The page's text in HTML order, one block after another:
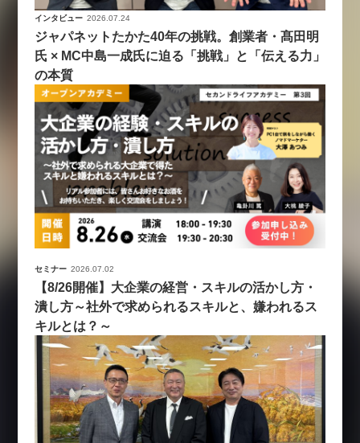
インタビュー 2026.07.24
ジャパネットたかた40年の挑戦。創業者・髙田明
氏 × MC中島一成氏に迫る「挑戦」と「伝える力」
の本質
セミナー 2026.07.02
【8/26開催】大企業の経営・スキルの活かし方・
潰し方～社外で求められるスキルと、嫌われるス
キルとは？～